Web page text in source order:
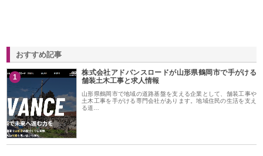
おすすめ記事
1
株式会社アドバンスロードが山形県鶴岡市で手がける
舗装土木工事と求人情報
山形県鶴岡市で地域の道路基盤を支える企業として、舗装工事や
土木工事を手がける専門会社があります。地域住民の生活を支え
る道…